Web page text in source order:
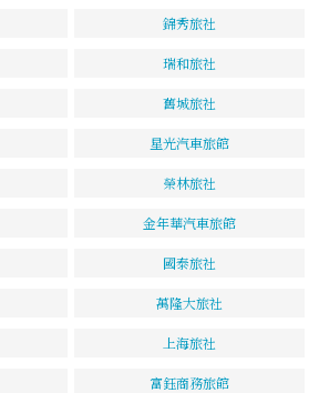
錦秀旅社
瑞和旅社
舊城旅社
星光汽車旅館
榮林旅社
金年華汽車旅館
國泰旅社
萬隆大旅社
上海旅社
富鈺商務旅館